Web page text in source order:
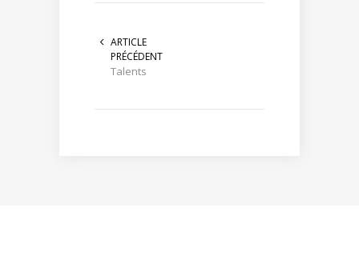
ARTICLE
PRÉCÉDENT
Talents